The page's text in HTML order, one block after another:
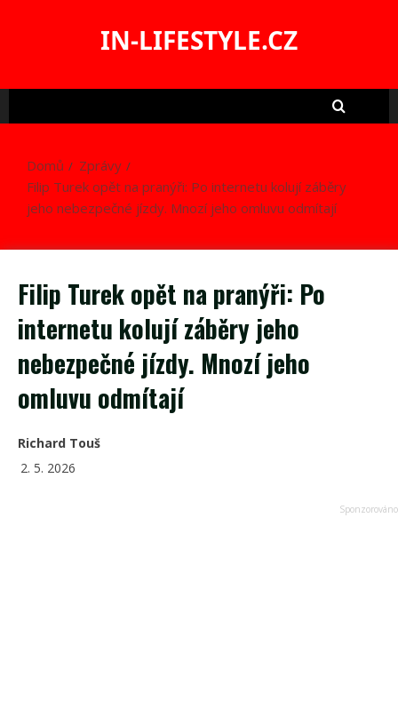
IN-LIFESTYLE.CZ
Domů
Zprávy
Filip Turek opět na pranýři: Po internetu kolují záběry
jeho nebezpečné jízdy. Mnozí jeho omluvu odmítají
Filip Turek opět na pranýři: Po
internetu kolují záběry jeho
nebezpečné jízdy. Mnozí jeho
omluvu odmítají
Richard Touš
2. 5. 2026